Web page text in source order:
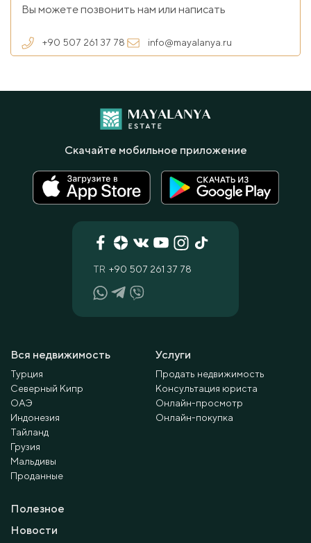
Вы можете позвонить нам или написать
+90 507 261 37 78 info@mayalanya.ru
Вся недвижимость
Турция
Северный Кипр
ОАЭ
Индонезия
Тайланд
Грузия
Мальдивы
Проданные
Услуги
Продать недвижимость
Консультация юриста
Онлайн-просмотр
Онлайн-покупка
Полезное
Новости
TR +90 507 261 37 78
Скачайте мобильное приложение